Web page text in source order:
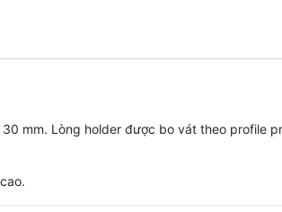
mm. Lòng holder được bo vát theo profile